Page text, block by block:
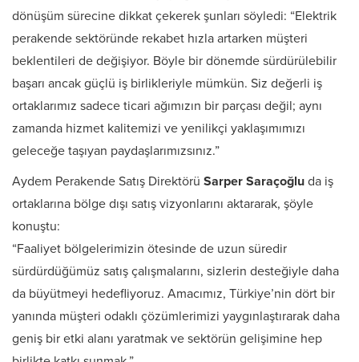
dönüşüm sürecine dikkat çekerek şunları söyledi: “Elektrik
perakende sektöründe rekabet hızla artarken müşteri
beklentileri de değişiyor. Böyle bir dönemde sürdürülebilir
başarı ancak güçlü iş birlikleriyle mümkün. Siz değerli iş
ortaklarımız sadece ticari ağımızın bir parçası değil; aynı
zamanda hizmet kalitemizi ve yenilikçi yaklaşımımızı
geleceğe taşıyan paydaşlarımızsınız.”
Aydem Perakende Satış Direktörü Sarper Saraçoğlu da iş
ortaklarına bölge dışı satış vizyonlarını aktararak, şöyle
konuştu:
“Faaliyet bölgelerimizin ötesinde de uzun süredir
sürdürdüğümüz satış çalışmalarını, sizlerin desteğiyle daha
da büyütmeyi hedefliyoruz. Amacımız, Türkiye’nin dört bir
yanında müşteri odaklı çözümlerimizi yaygınlaştırarak daha
geniş bir etki alanı yaratmak ve sektörün gelişimine hep